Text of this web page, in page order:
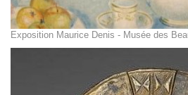
Exposition Maurice Denis - Musée des